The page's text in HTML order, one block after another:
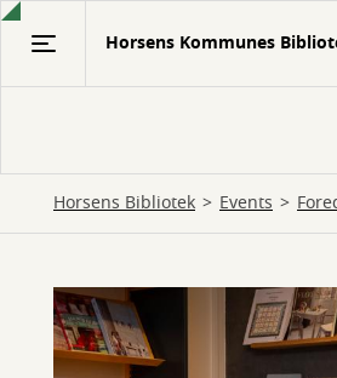
Gå
Horsens Kommunes
Horsens Bibliotek Events